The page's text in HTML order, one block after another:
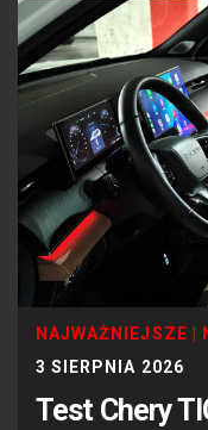
NAJWAŻNIEJSZE
3 SIERPNIA 2026
Test Chery